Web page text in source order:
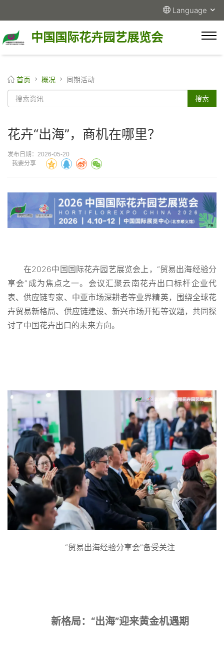
Language
中国国际花卉园艺展览会
首页 概况 同期活动
花卉“出海”，商机在哪里？
发布日期：2026-05-20
我要分享
在2026中国国际花卉园艺展览会上，“贸易出海经验分
享会”成为焦点之一。会议汇聚云南花卉出口标杆企业代
表、供应链专家、中亚市场深耕者等业界精英，围绕全球花
卉贸易新格局、供应链建设、新兴市场开拓等议题，共同探
讨了中国花卉出口的未来方向。
“贸易出海经验分享会”备受关注
新格局：“出海”迎来黄金机遇期